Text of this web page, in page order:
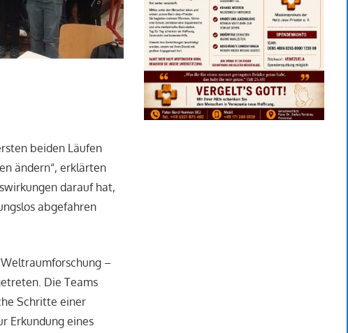
beiden Läufen
ändern“, erklärten
darauf hat,
abgefahren
–
Die Teams
Schritte einer
Erkundung eines